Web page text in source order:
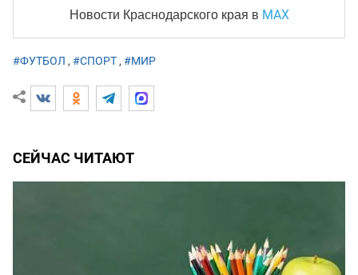
Новости Краснодарского края в MAX
#ФУТБОЛ , #СПОРТ, #МИР
СЕЙЧАС ЧИТАЮТ